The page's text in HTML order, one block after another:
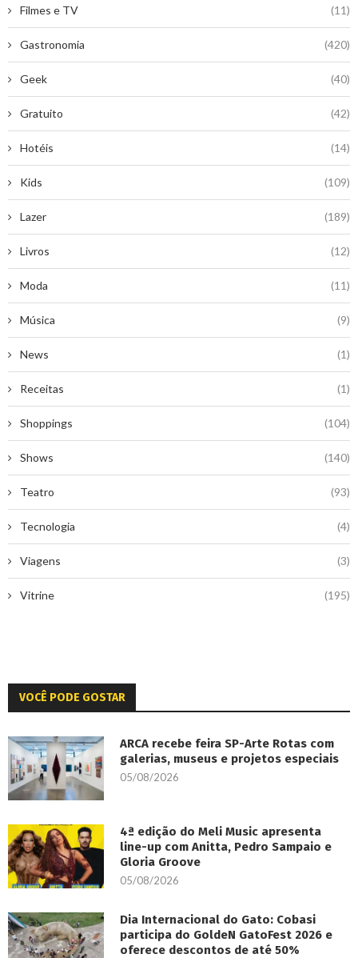
Filmes e TV (11)
Gastronomia (420)
Geek (40)
Gratuito (42)
Hotéis (14)
Kids (109)
Lazer (189)
Livros (12)
Moda (11)
Música (9)
News (1)
Receitas (1)
Shoppings (104)
Shows (140)
Teatro (93)
Tecnologia (4)
Viagens (3)
Vitrine (195)
VOCÊ PODE GOSTAR
ARCA recebe feira SP-Arte Rotas com
galerias, museus e projetos especiais
05/08/2026
4ª edição do Meli Music apresenta
line-up com Anitta, Pedro Sampaio e
Gloria Groove
05/08/2026
Dia Internacional do Gato: Cobasi
participa do GoldeN GatoFest 2026 e
oferece descontos de até 50%